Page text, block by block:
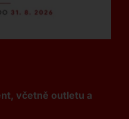
včetně outletu a